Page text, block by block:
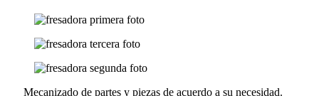
Mecanizado de partes y piezas de acuerdo a su necesidad.